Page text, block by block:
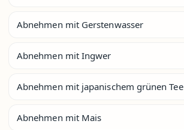
Abnehmen mit Gerstenwasser
Abnehmen mit Ingwer
Abnehmen mit japanischem grünen Tee
Abnehmen mit Mais